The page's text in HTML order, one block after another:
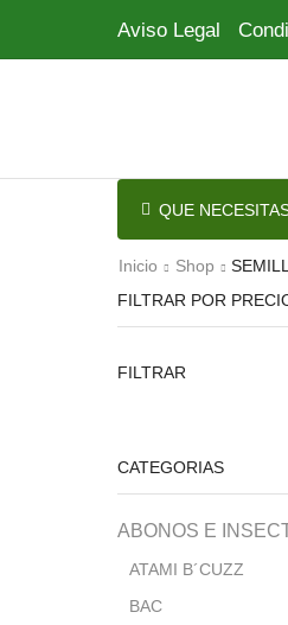
Aviso Legal
QUE
Inicio Shop
FILTRAR POR
FILTRAR
CATEGORIAS
ABONOS E
ATAMI B´CUZZ
BAC